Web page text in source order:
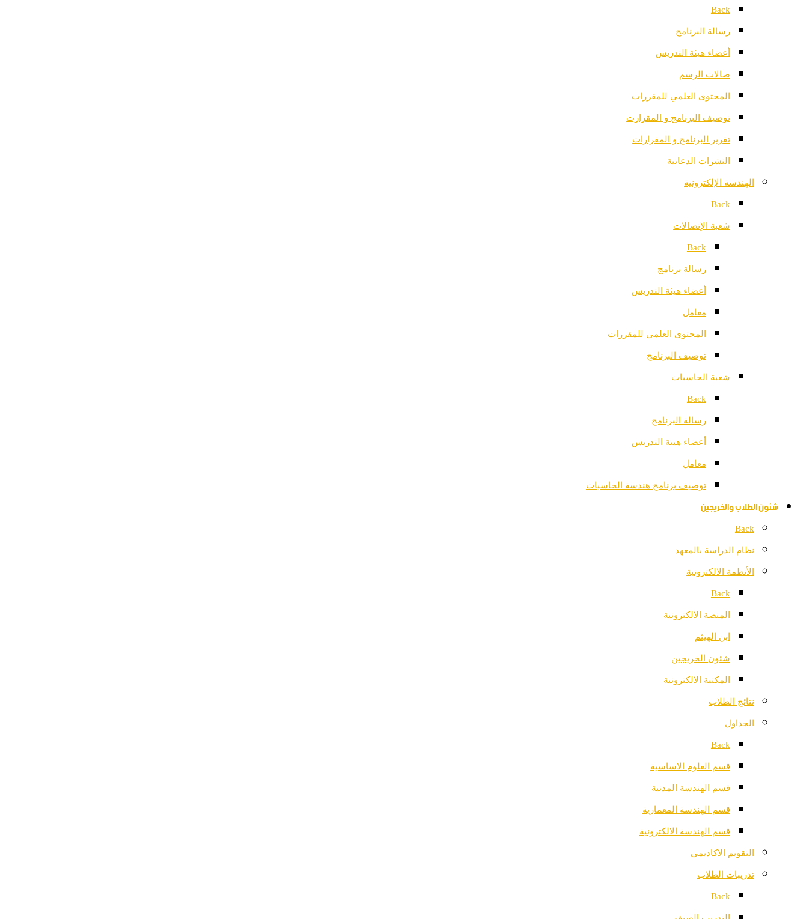
Back
رسالة البرنامج
أعضاء هيئة التدريس
صالات الرسم
المحتوى العلمي للمقررات
توصيف البرنامج و المقرارت
تقرير البرنامج و المقرارات
النشرات الدعائية
الهندسة الإلكترونية
Back
شعبة الإتصالات
Back
رسالة برنامج
أعضاء هيئة التدريس
معامل
المحتوى العلمي للمقررات
توصيف البرنامج
شعبة الحاسبات
Back
رسالة البرنامج
أعضاء هيئة التدريس
معامل
توصيف برنامج هندسة الحاسبات
شئون الطلاب والخريجين
Back
نظام الدراسة بالمعهد
الأنظمة الالكترونية
Back
المنصة الالكترونية
ابن الهيثم
شئون الخريجين
المكتبة الالكترونية
نتائج الطلاب
الجداول
Back
قسم العلوم الاساسية
قسم الهندسة المدنية
قسم الهندسة المعمارية
قسم الهندسة الالكترونية
التقويم الاكاديمي
تدريبات الطلاب
Back